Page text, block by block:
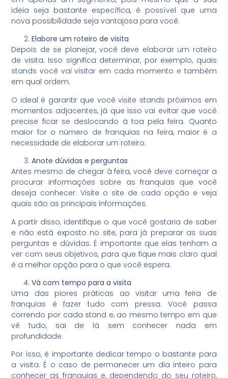
ideia seja bastante específica, é possível que uma
nova possibilidade seja vantajosa para você.
Elabore um roteiro de visita
Depois de se planejar, você deve elaborar um roteiro
de visita. Isso significa determinar, por exemplo, quais
stands você vai visitar em cada momento e também
em qual ordem.
O ideal é garantir que você visite stands próximos em
momentos adjacentes, já que isso vai evitar que você
precise ficar se deslocando à toa pela feira. Quanto
maior for o número de franquias na feira, maior é a
necessidade de elaborar um roteiro.
Anote dúvidas e perguntas
Antes mesmo de chegar à feira, você deve começar a
procurar informações sobre as franquias que você
deseja conhecer. Visite o site de cada opção e veja
quais são as principais informações.
A partir disso, identifique o que você gostaria de saber
e não está exposto no site, para já preparar as suas
perguntas e dúvidas. É importante que elas tenham a
ver com seus objetivos, para que fique mais claro qual
é a melhor opção para o que você espera.
Vá com tempo para a visita
Uma das piores práticas ao visitar uma feira de
franquias é fazer tudo com pressa. Você passa
correndo por cada stand e, ao mesmo tempo em que
vê tudo, sai de lá sem conhecer nada em
profundidade.
Por isso, é importante dedicar tempo o bastante para
a visita. É o caso de permanecer um dia inteiro para
conhecer as franquias e, dependendo do seu roteiro,